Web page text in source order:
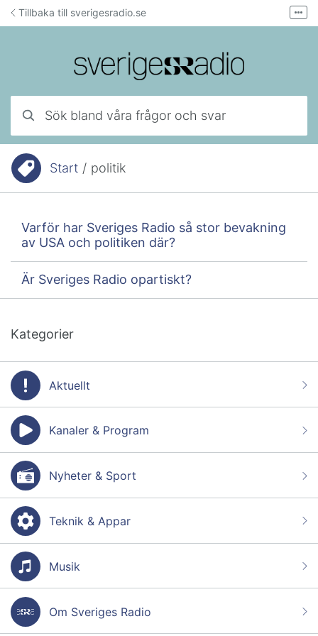
Hoppa till innehåll
Tillbaka till sverigesradio.se
Mejla lyssnarservice
Fler
Du är här:Start / politik
Varför har Sveriges Radio så stor bevakning
av USA och politiken där?
Är Sveriges Radio opartiskt?
Kategorier
Aktuellt
Kanaler & Program
Nyheter & Sport
Teknik & Appar
Musik
Om Sveriges Radio